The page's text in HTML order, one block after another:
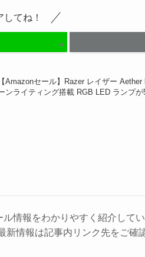
てね！
【Amazonセール】Razer レイザー
ンライティング搭載 RGB LED ランプが
情報をわかりやすく紹介してい
情報は記事内リンク先をご確